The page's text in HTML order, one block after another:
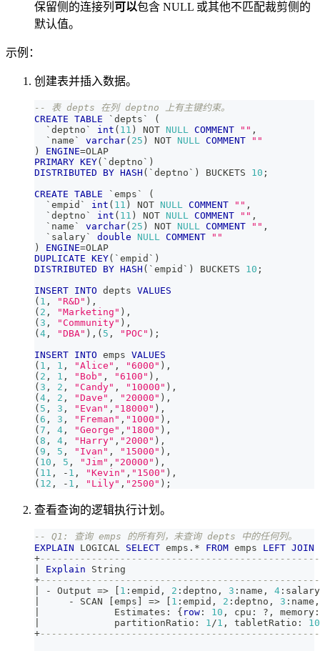
保留侧的连接列 可以包含 NULL 或其他不匹配裁剪侧的
默认值。
示例：
创建表并插入数据。
-- 表 depts 在列 deptno 上有主键约束。
CREATE TABLE ` depts `
(
` deptno ` int ( 11 ) NOT NULL COMMENT "" ,
` name ` varchar( 25 ) NOT NULL COMMENT
""
)
ENGINE=OLAP
PRIMARY KEY( ` deptno ` )
DISTRIBUTED
BY HASH ( ` deptno ` ) BUCKETS 10 ;
CREATE TABLE ` emps `
(
` empid ` int ( 11 ) NOT NULL COMMENT "" ,
` deptno ` int ( 11 ) NOT NULL COMMENT "" ,
` name ` varchar( 25 ) NOT NULL COMMENT "" ,
` salary` double NULL COMMENT
""
)
ENGINE=OLAP
DUPLICATE KEY( ` empid ` )
DISTRIBUTED
BY HASH ( ` empid ` ) BUCKETS 10 ;
INSERT INTO depts VALUES
( 1 , "R&D" ) ,
( 2 , "Marketing" ) ,
( 3 , "Community" ) ,
( 4 , "DBA" ) , ( 5 , "POC" ) ;
INSERT INTO emps VALUES
( 1 , 1 , "Alice" , "6000" ) ,
( 2 , 1 , "Bob" , "6100" ) ,
( 3 , 2 , "Candy" , "10000" ) ,
( 4 , 2 , "Dave" , "20000" ) ,
( 5 , 3 , "Evan" , "18000" ) ,
( 6 , 3 , "Freman" , "1000" ) ,
( 7 , 4 , "George" , "1800" ) ,
( 8 , 4 , "Harry" , "2000" ) ,
( 9 , 5 , "Ivan" , "15000" ) ,
( 10 , 5 , "Jim" , "20000" ) ,
( 11 , - 1 , "Kevin" , "1500" ) ,
( 12 , - 1 , "Lily" , "2500" ) ;
查看查询的逻辑执行计划。
-- Q1: 查询 emps 的所有列，未查询 depts 中的任何列。
EXPLAIN LOGICAL SELECT emps . * FROM emps LEFT JOIN
+
Explain
+
- Output => 1 :empid , 2 :deptno , 3 :name , 4 :salary
- SCAN emps => 1 :empid , 2 :deptno , 3 :name ,
             Estimates: {
row : 10 , cpu: ? ,
             partitionRatio:
1/1 , tabletRatio: 10
+